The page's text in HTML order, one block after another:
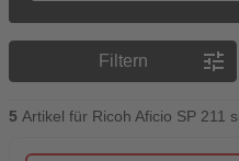
Filtern tune
Preisreihenfolge
5 Artikel für Ricoh Aficio SP 211